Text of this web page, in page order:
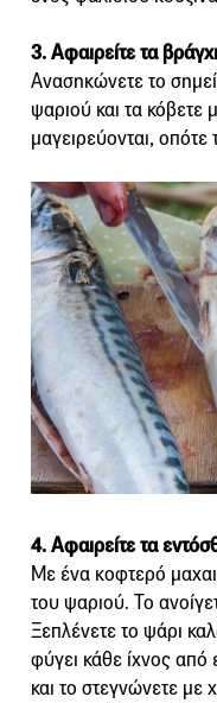
3. Αφαιρείτε τα
Ανασηκώνετε το
ψαριού και τα κόβετε
μαγειρεύονται, οπότε
4. Αφαιρείτε τα
Με ένα κοφτερό
του ψαριού. Το
Ξεπλένετε το ψάρι
φύγει κάθε ίχνος από
και το στεγνώνετε με